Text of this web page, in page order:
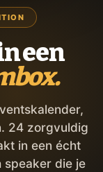
een
24 zorgvuldig
in een écht
speaker die je